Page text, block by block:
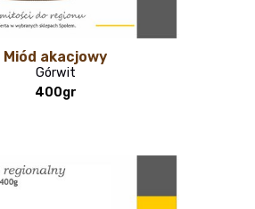
Miód akacjowy
Górwit
400gr